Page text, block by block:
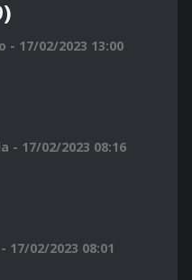
- 17/02/2023 13:00
- 17/02/2023 08:16
02/2023 08:01